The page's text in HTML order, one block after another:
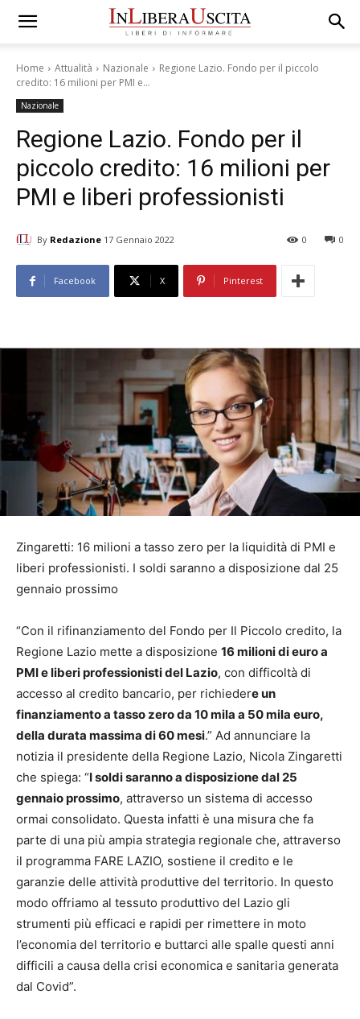
Home Attualità Nazionale
Regione Lazio. Fondo per il piccolo
credito: 16 milioni per PMI e...
Nazionale
Regione Lazio. Fondo per il
piccolo credito: 16 milioni per
PMI e liberi professionisti
By Redazione 17 Gennaio 2022 0
0
Facebook X Pinterest
Zingaretti: 16 milioni a tasso zero per la liquidità di PMI e
liberi professionisti. I soldi saranno a disposizione dal 25
gennaio prossimo
“Con il rifinanziamento del Fondo per Il Piccolo credito, la
Regione Lazio mette a disposizione 16 milioni di euro a
PMI e liberi professionisti del Lazio, con difficoltà di
accesso al credito bancario, per richiedere un
finanziamento a tasso zero da 10 mila a 50 mila euro,
della durata massima di 60 mesi.” Ad annunciare la
notizia il presidente della Regione Lazio, Nicola Zingaretti
che spiega: “I soldi saranno a disposizione dal 25
gennaio prossimo, attraverso un sistema di accesso
ormai consolidato. Questa infatti è una misura che fa
parte di una più ampia strategia regionale che, attraverso
il programma FARE LAZIO, sostiene il credito e le
garanzie delle attività produttive del territorio. In questo
modo offriamo al tessuto produttivo del Lazio gli
strumenti più efficaci e rapidi per rimettere in moto
l’economia del territorio e buttarci alle spalle questi anni
difficili a causa della crisi economica e sanitaria generata
dal Covid”.